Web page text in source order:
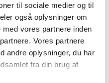
til sociale medier og til
også oplysninger om
vores partnere inden
Vores partnere
andre oplysninger, du har
fra din brug af